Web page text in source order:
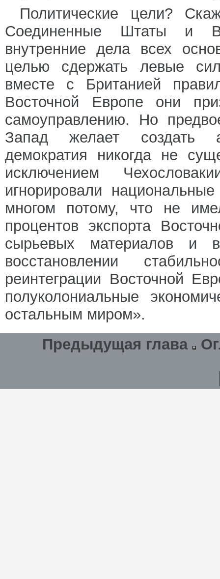
Политические цели?
Соединенные Штаты и
внутренние дела всех
целью сдержать левые
вместе с Британией
Восточной Европе они
самоуправлению. Но
Запад желает создать
демократия никогда не
исключением
игнорировали
многом потому, что не
процентов экспорта
сырьевых материалов
восстановлении
реинтеграции Восточной
полуколониальные
остальным миром».
Предыдущая глава